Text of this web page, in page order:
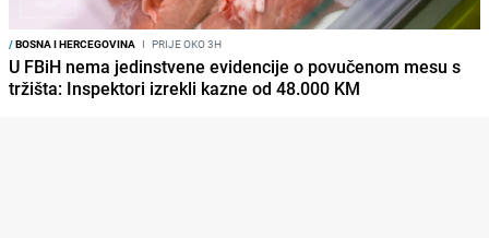
/BOSNA I HERCEGOVINA I PRIJE OKO 3H
U FBiH nema jedinstvene evidencije o povučenom mesu s
tržišta: Inspektori izrekli kazne od 48.000 KM